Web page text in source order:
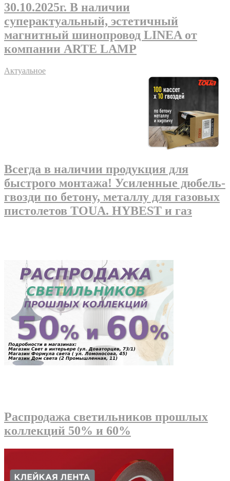
30.10.2025г. В наличии
суперактуальный, эстетичный
магнитный шинопровод LINEA от
компании ARTE LAMP
Актуальное
Всегда в наличии продукция для
быстрого монтажа! Усиленные дюбель-
гвозди по бетону, металлу для газовых
пистолетов TOUA. HYBEST и газ
Распродажа светильников прошлых
коллекций 50% и 60%